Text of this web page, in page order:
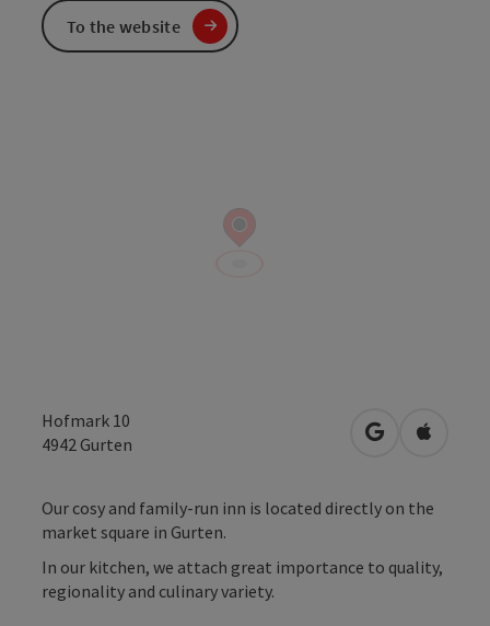
Hofmark 10
4942 Gurten open inOpen in
Our cosy and family-run inn is located directly on the
market square in Gurten.
In our kitchen, we attach great importance to quality,
regionality and culinary variety.
To the website